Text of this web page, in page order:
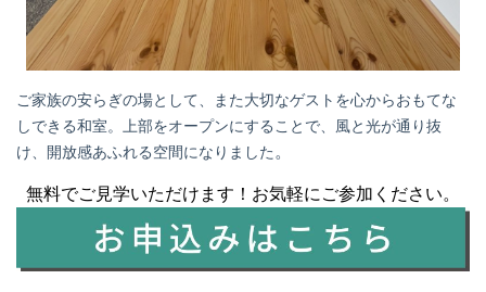
ご家族の安らぎの場として、また大切なゲストを心からおもてな
しできる和室。上部をオープンにすることで、風と光が通り抜
け、開放感あふれる空間になりました 。
無料でご見学いただけます！お気軽にご参加ください。